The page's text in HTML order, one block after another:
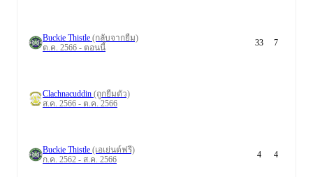
Buckie Thistle (กลับจากยืม)
ต.ค. 2566 - ตอนนี้
33 7
Clachnacuddin (ถูกยืมตัว)
ส.ค. 2566 - ต.ค. 2566
Buckie Thistle (เอเย่นต์ฟรี)
ก.ค. 2562 - ส.ค. 2566
4 4